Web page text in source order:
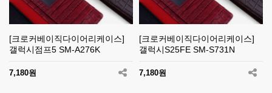
[크로커베이직다이어리케이스]
갤럭시점프5 SM-A276K
7,180원
[크로커베이직다이어리케이스]
갤럭시S25FE SM-S731N
7,180원